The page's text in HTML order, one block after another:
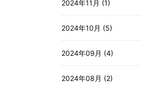
2024年11月 (1)
2024年10月 (5)
2024年09月 (4)
2024年08月 (2)